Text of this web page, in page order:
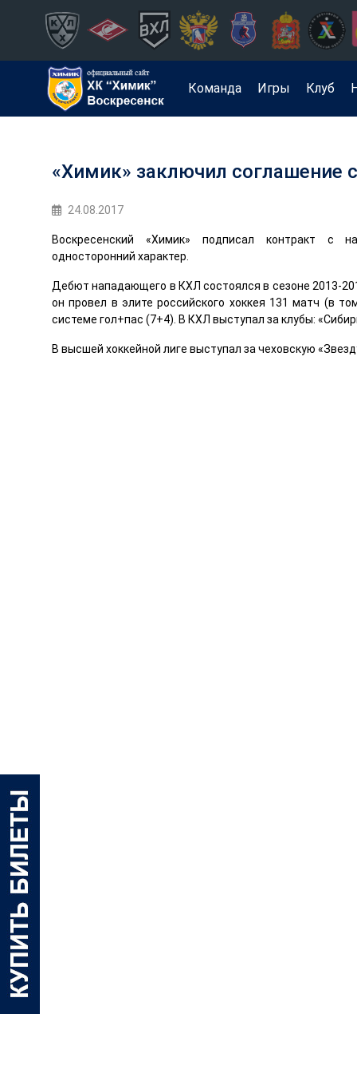
Команда Игры Клуб
«Химик» заключил соглашение
24.08.2017
Воскресенский «Химик» подписал контракт с
односторонний характер.
Дебют нападающего в КХЛ состоялся в сезоне 2013-
он провел в элите российского хоккея 131 матч (в
системе гол+пас (7+4). В КХЛ выступал за клубы:
В высшей хоккейной лиге выступал за чеховскую